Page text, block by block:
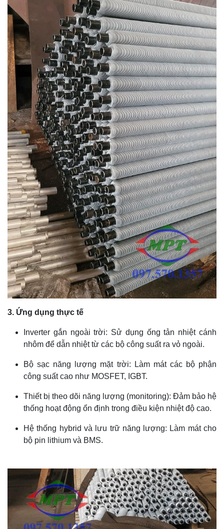
3. Ứng dụng thực tế
Inverter gắn ngoài trời: Sử dụng ống tản nhiệt cánh
nhôm để dẫn nhiệt từ các bộ công suất ra vỏ ngoài.
Bộ sạc năng lượng mặt trời: Làm mát các bộ phận
công suất cao như MOSFET, IGBT.
Thiết bị theo dõi năng lượng (monitoring): Đảm bảo hệ
thống hoạt động ổn định trong điều kiện nhiệt độ cao.
Hệ thống hybrid và lưu trữ năng lượng: Làm mát cho
bộ pin lithium và BMS.